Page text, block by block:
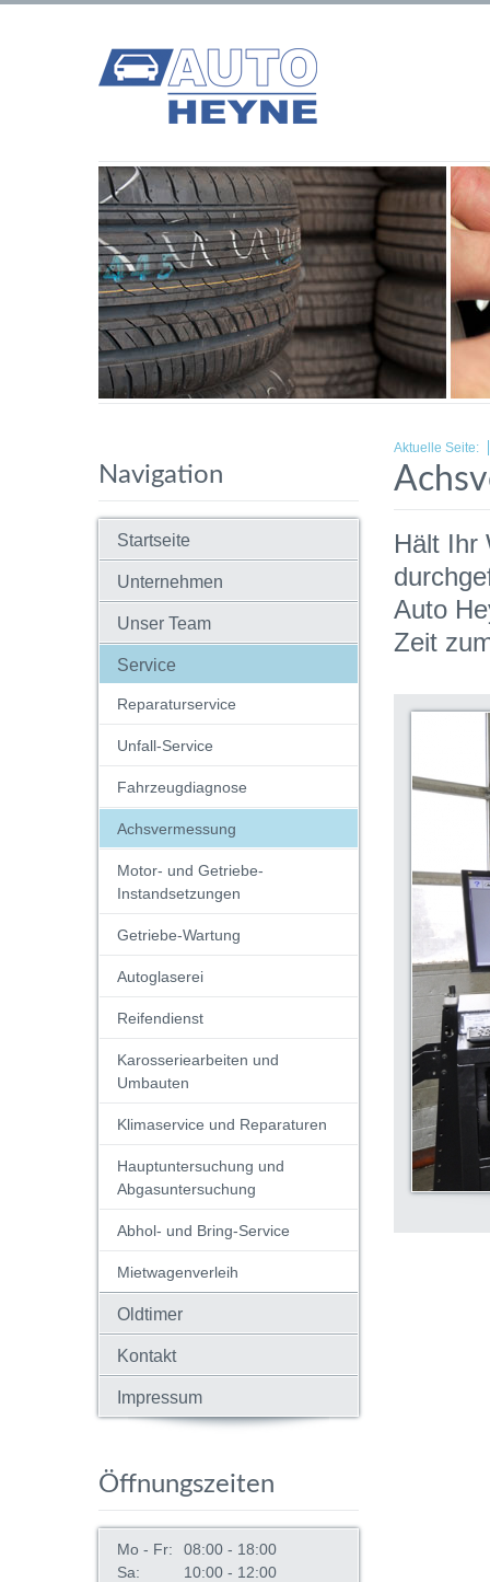
Navigation
Startseite
Unternehmen
Unser Team
Service
Reparaturservice
Unfall-Service
Fahrzeugdiagnose
Achsvermessung
Motor- und Getriebe-
Instandsetzungen
Getriebe-Wartung
Autoglaserei
Reifendienst
Karosseriearbeiten und
Umbauten
Klimaservice und Reparaturen
Hauptuntersuchung und
Abgasuntersuchung
Abhol- und Bring-Service
Mietwagenverleih
Oldtimer
Kontakt
Impressum
Öffnungszeiten
Mo - Fr:
08:00 - 18:00
Sa:
10:00 - 12:00
Aktuelle Seite:
Hält Ihr
Auto
Zeit